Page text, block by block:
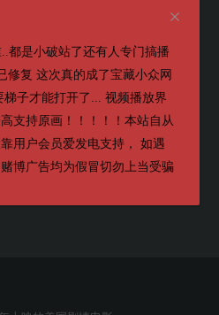
都是小破站了还有人专门搞播
修复 这次真的成了宝藏小众网
子才能打开了... 视频播放界
支持原画！！！！！本站自从
用户会员爱发电支持， 如遇
博广告均为假冒切勿上当受骗